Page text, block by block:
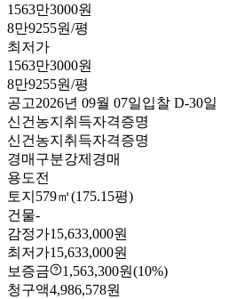
1563만3000원
8만9255원/평
최저가
1563만3000원
8만9255원/평
공고2026년 09월 07일입찰 D-30일
신건 농지취득자격증명
신건 농지취득자격증명
경매구분강제경매
용도전
토지 579㎡(175.15평)
건물-
감정가15,633,000원
최저가15,633,000원
보증금
1,563,300원(10%)
청구액4,986,578원